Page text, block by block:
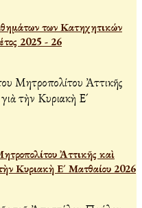
των Κατηχητικών
2025 - 26
Ἀττικῆς καὶ
Κυριακὴ Ε´ Ματθαίου 2026